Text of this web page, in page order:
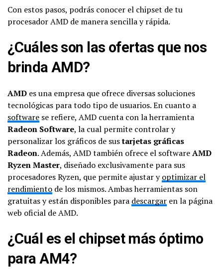
Con estos pasos, podrás conocer el chipset de tu
procesador AMD de manera sencilla y rápida.
¿Cuáles son las ofertas que nos
brinda AMD?
AMD es una empresa que ofrece diversas soluciones
tecnológicas para todo tipo de usuarios. En cuanto a
software se refiere, AMD cuenta con la herramienta
Radeon Software, la cual permite controlar y
personalizar los gráficos de sustarjetas gráficas
Radeon. Además, AMD también ofrece el softwareAMD
Ryzen Master, diseñado exclusivamente para sus
procesadores Ryzen, que permite ajustar yoptimizar el
rendimiento de los mismos. Ambas herramientas son
gratuitas y están disponibles para descargar en la página
web oficial de AMD.
¿Cuál es el chipset más óptimo
para AM4?